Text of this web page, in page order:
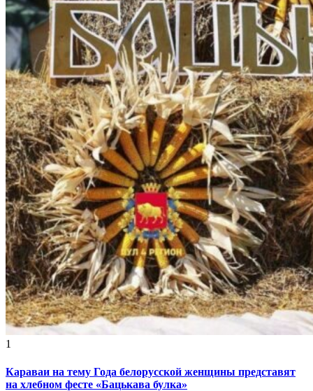
1
Караваи на тему Года белорусской женщины представят
на хлебном фесте «Бацькава булка»